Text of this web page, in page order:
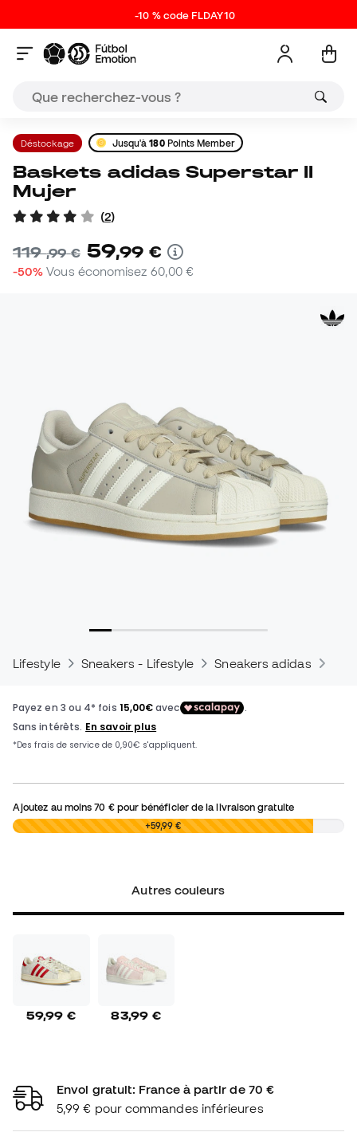
-10 % code FLDAY10
Déstockage Jusqu'à180Points Member
Baskets adidas Superstar II
Mujer
(2)
119,99 € 59,99 €
-50% Vous économisez 60,00 €
Lifestyle Sneakers - Lifestyle Sneakers adidas
Ajoutez au moins70 €pour bénéficier de la livraison gratuite
0,00 € +59,99 €
Autres couleurs
59,99 € 83,99 €
Envoi gratuit: France à partir de 70 €
5,99 € pour commandes inférieures